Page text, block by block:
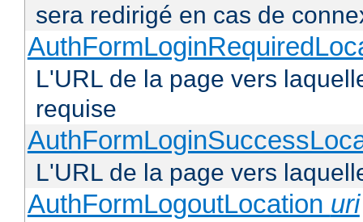
sera redirigé en cas de
L'URL de la page vers
requise
L'URL de la page vers
AuthFormLogoutLocation uri